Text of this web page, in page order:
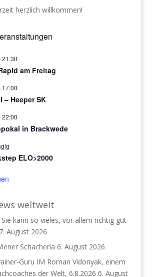
herzlich willkommen!
21:30
am Freitag
17:00
– Heeper SK
22:00
in Brackwede
ELO>2000
weltweit
Sie kann so vieles, vor allem richtig gut
7. August 2026
Schacheria 6. August 2026
Guru IM Roman Vidonyak, einem
der Welt, 6.8.2026 6. August